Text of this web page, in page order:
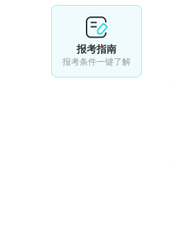
报考指南
报考条件一键了解